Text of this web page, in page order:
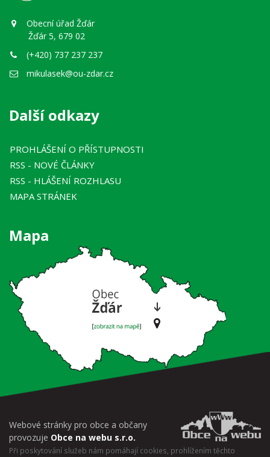
Obecní úřad Žďár
Žďár 5, 679 02
(+420) 737 237 237
mikulasek@ou-zdar.cz
Další odkazy
PROHLÁŠENÍ O PŘÍSTUPNOSTI
RSS - NOVÉ ČLÁNKY
RSS - HLÁŠENÍ ROZHLASU
MAPA STRÁNEK
Mapa
Webové stránky pro obce a občany
provozuje Obce na webu s.r.o.
Při poskytování služeb nám pomáhají cookies, prohlížením těchto